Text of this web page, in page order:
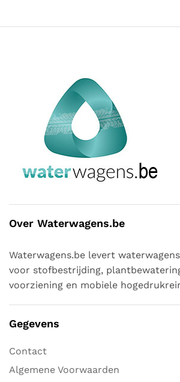
Over Waterwagens.be
Waterwagens.be levert
voor stofbestrijding,
voorziening en mobiele
Gegevens
Contact
Algemene Voorwaarden